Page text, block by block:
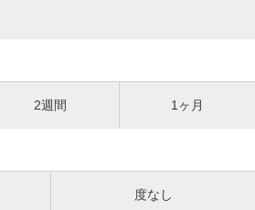
2週間 1ヶ月
度なし